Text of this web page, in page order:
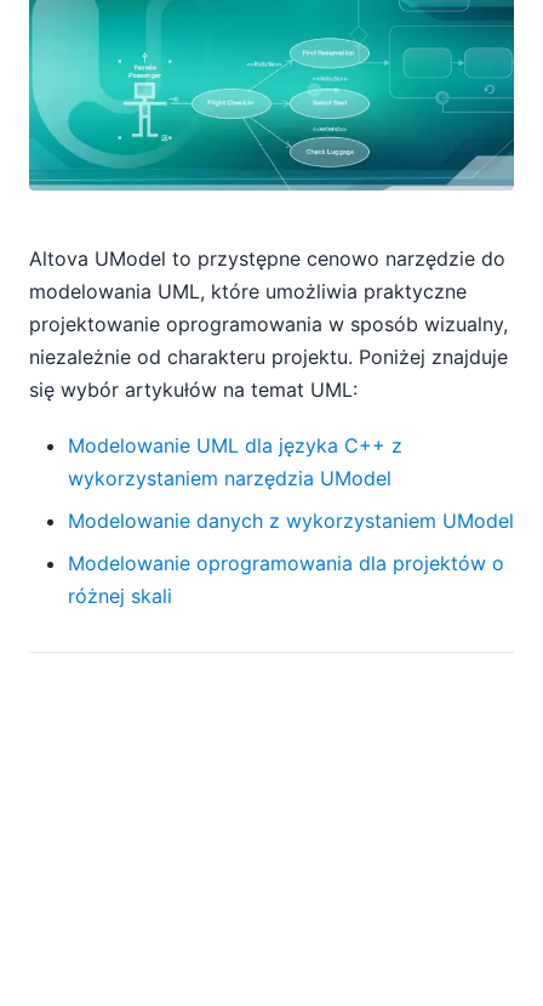
Altova UModel to przystępne cenowo narzędzie do
modelowania UML, które umożliwia praktyczne
projektowanie oprogramowania w sposób wizualny,
niezależnie od charakteru projektu. Poniżej znajduje
się wybór artykułów na temat UML:
Modelowanie UML dla języka C++ z
wykorzystaniem narzędzia UModel
Modelowanie danych z wykorzystaniem UModel
Modelowanie oprogramowania dla projektów o
różnej skali